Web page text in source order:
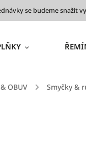
se budeme snažit
OBUV / Smyčky &